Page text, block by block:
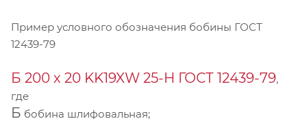
Пример условного обозначения бобины ГОСТ
12439-79
Б 200 х 20 KK19XW 25-H ГОСТ 12439-79,
где
Б бобина шлифовальная;